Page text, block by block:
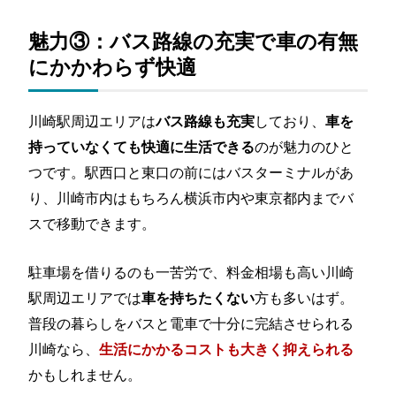
魅力③：バス路線の充実で車の有無
にかかわらず快適
川崎駅周辺エリアはバス路線も充実しており、車を
持っていなくても快適に生活できるのが魅力のひと
つです。駅西口と東口の前にはバスターミナルがあ
り、川崎市内はもちろん横浜市内や東京都内までバ
スで移動できます。
駐車場を借りるのも一苦労で、料金相場も高い川崎
駅周辺エリアでは車を持ちたくない方も多いはず。
普段の暮らしをバスと電車で十分に完結させられる
川崎なら、生活にかかるコストも大きく抑えられる
かもしれません。